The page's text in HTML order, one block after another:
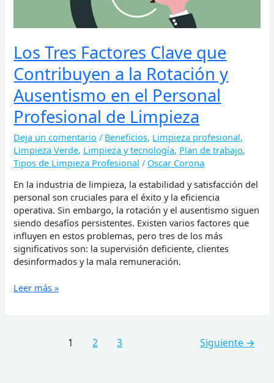
Los Tres Factores Clave que
Contribuyen a la Rotación y
Ausentismo en el Personal
Profesional de Limpieza
Deja un comentario / Beneficios, Limpieza profesional,
Limpieza Verde, Limpieza y tecnología, Plan de trabajo,
Tipos de Limpieza Profesional / Oscar Corona
En la industria de limpieza, la estabilidad y satisfacción del
personal son cruciales para el éxito y la eficiencia
operativa. Sin embargo, la rotación y el ausentismo siguen
siendo desafíos persistentes. Existen varios factores que
influyen en estos problemas, pero tres de los más
significativos son: la supervisión deficiente, clientes
desinformados y la mala remuneración.
el
Personal
Profesional
de
Limpieza
Leer más »
1 2 3 Siguiente →